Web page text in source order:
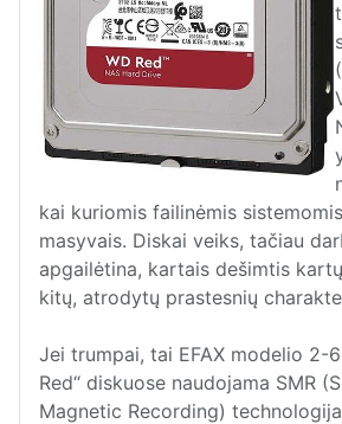
kai kuriomis failinėmis
masyvais. Diskai veiks, tačiau
apgailėtina, kartais dešimtis
kitų, atrodytų prastesnių
Jei trumpai, tai EFAX modelio 2-
Red“ diskuose naudojama SMR
Magnetic Recording)